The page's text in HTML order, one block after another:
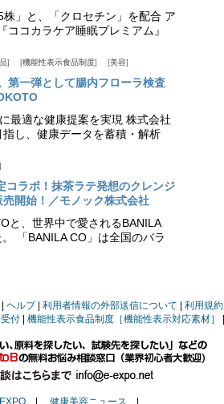
」と、「クロセチン」を配合 ア
コカラケア睡眠プレミアム』
機能性表示食品制度 美容
第一弾として腸内フローラ検査
最適な健康提案を実現 株式会社
し、健康データを蓄積・解析
コラボ！抹茶ラテ発想のクレンジ
開始！／モノック株式会社
と、世界中で愛されるBANILA
「BANILA CO」は全国のバラ
ヘルプ 利用者情報の外部送信について 利用規約
付
機能性表示食品制度［機能性表示対応素材］
| 健康美容ニュース |